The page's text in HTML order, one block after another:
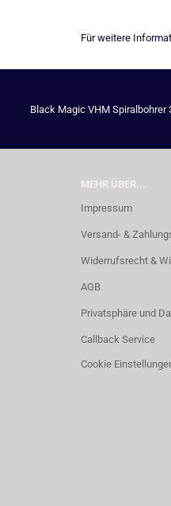
Für weitere
Black Magic VHM
MEHR ÜBER...
Impressum
Versand- &
Widerrufsrecht &
AGB
Privatsphäre und
Callback Service
Cookie